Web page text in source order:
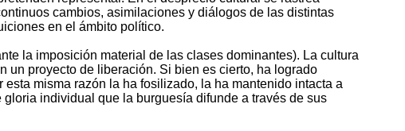
cambios, asimilaciones y diálogos de las distintas
en el ámbito político.
la imposición material de las clases dominantes). La cultura
proyecto de liberación. Si bien es cierto, ha logrado
misma razón la ha fosilizado, la ha mantenido intacta a
individual que la burguesía difunde a través de sus